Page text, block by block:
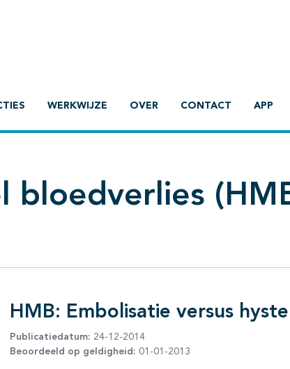
WERKWIJZE OVER CONTACT APP
bloedverlies
HMB: Embolisatie versus
Publicatiedatum: 24-12-2014
Beoordeeld op geldigheid: 01-01-2013